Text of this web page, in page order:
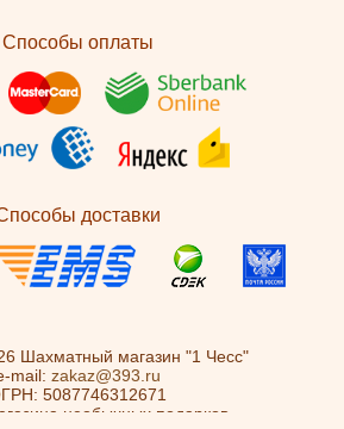
Способы оплаты
доставки
Шахматный магазин "1 Чесс"
mail: zakaz@393.ru
5087746312671
необычных подарков